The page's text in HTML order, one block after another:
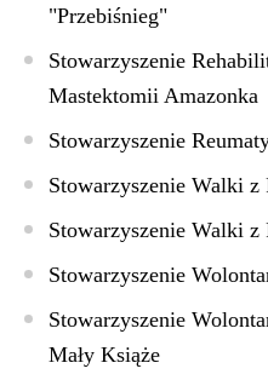
"Przebiśnieg"
Stowarzyszenie
Mastektomii Amazonka
Stowarzyszenie
Stowarzyszenie Walki z
Stowarzyszenie Walki z
Stowarzyszenie
Stowarzyszenie
Mały Książe